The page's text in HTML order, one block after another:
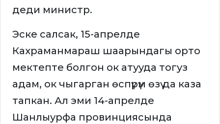
деди министр.
Эске салсак, 15-апрелде
Кахраманмараш шаарындагы орто
мектепте болгон ок атууда тогуз
адам, ок чыгарган өспүрүм өзү да каза
тапкан. Ал эми 14-апрелде
Шанлыурфа провинциясында